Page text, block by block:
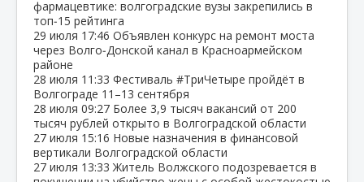
фармацевтике: волгоградские вузы закрепились в
топ‑15 рейтинга
29 июля 17:46 Объявлен конкурс на ремонт моста
через Волго‑Донской канал в Красноармейском
районе
28 июля 11:33 Фестиваль #ТриЧетыре пройдёт в
Волгограде 11–13 сентября
28 июля 09:27 Более 3,9 тысяч вакансий от 200
тысяч рублей открыто в Волгоградской области
27 июля 15:16 Новые назначения в финансовой
вертикали Волгоградской области
27 июля 13:33 Житель Волжского подозревается в